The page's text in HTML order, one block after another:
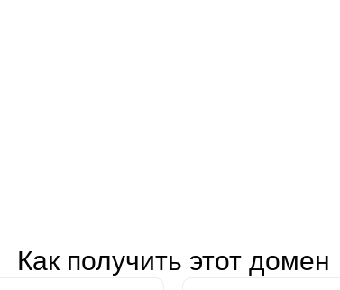
Как получить этот домен